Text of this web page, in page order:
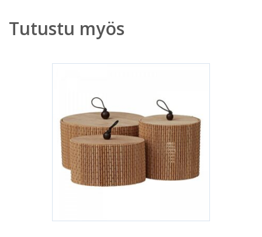
Tutustu myös